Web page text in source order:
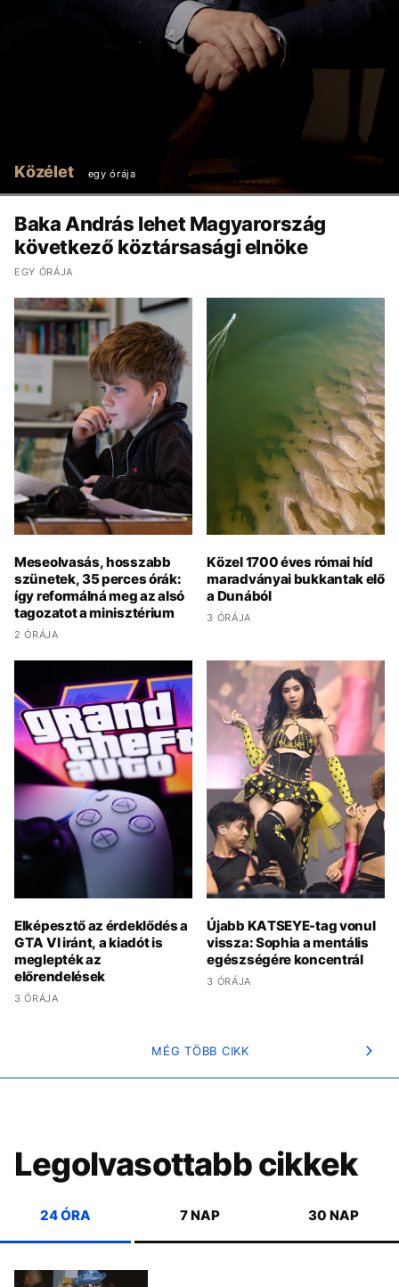
Közélet egy órája
Baka András lehet Magyarország
következő köztársasági elnöke
EGY ÓRÁJA
Meseolvasás, hosszabb
szünetek, 35 perces órák:
így reformálná meg az alsó
tagozatot a minisztérium
2 ÓRÁJA
Közel 1700 éves római híd
maradványai bukkantak elő
a Dunából
3 ÓRÁJA
Elképesztő az érdeklődés a
GTA VI iránt, a kiadót is
meglepték az
előrendelések
3 ÓRÁJA
Újabb KATSEYE-tag vonul
vissza: Sophia a mentális
egészségére koncentrál
3 ÓRÁJA
MÉG TÖBB CIKK
Legolvasottabb cikkek
24 ÓRA 7 NAP 30 NAP